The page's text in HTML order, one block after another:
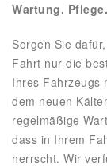
Wartung.
Sorgen Sie
Fahrt nur die
Ihres Fahrzeugs
dem neuen
regelmäßige
dass in Ihrem
herrscht. Wir